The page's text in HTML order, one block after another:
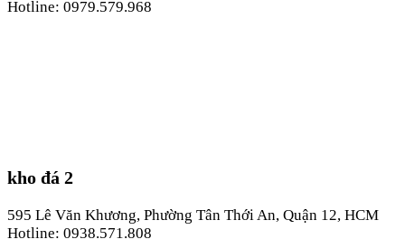
Hotline: 0979.579.968
kho đá 2
595 Lê Văn Khương, Phường Tân Thới An, Quận 12, HCM
Hotline: 0938.571.808